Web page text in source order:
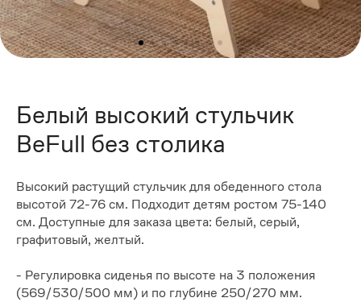
Белый высокий стульчик
BeFull без столика
Высокий растущий стульчик для обеденного стола
высотой 72-76 см. Подходит детям ростом 75-140
см. Доступные для заказа цвета: белый, серый,
графитовый, желтый.
- Регулировка сиденья по высоте на 3 положения
(569/530/500 мм) и по глубине 250/270 мм.